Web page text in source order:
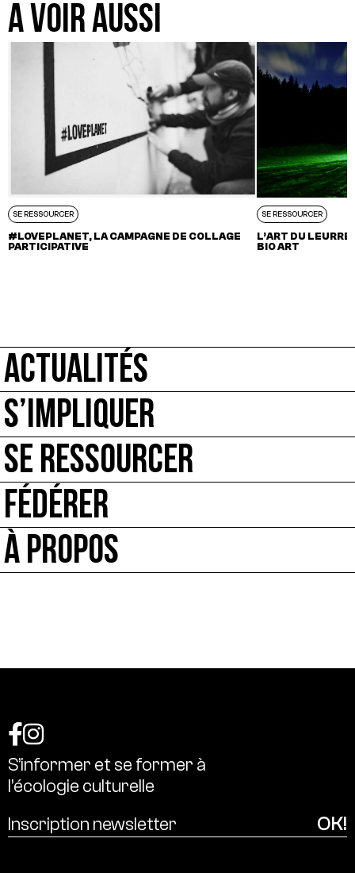
A VOIR AUSSI
SE RESSOURCER
#LOVEPLANET, LA CAMPAGNE DE COLLAGE
PARTICIPATIVE
SE RESSOURCER
L’ART DU
BIO ART
ACTUALITÉS
S’IMPLIQUER
SE RESSOURCER
FÉDÉRER
À PROPOS
S’informer et se former à
l’écologie culturelle